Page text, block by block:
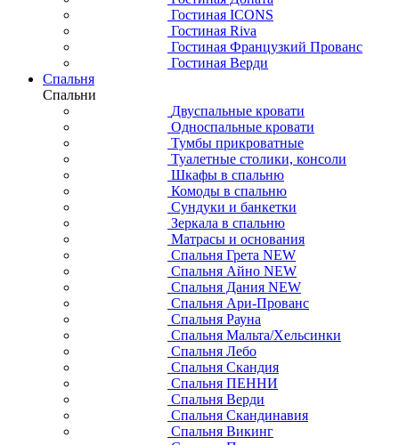
Гостиная ICONS
Гостиная Riva
Гостиная Французкий Прованс
Гостиная Верди
Спальня
Спальни
Двуспальные кровати
Односпальные кровати
Тумбы прикроватные
Туалетные столики, консоли
Шкафы в спальню
Комоды в спальню
Сундуки и банкетки
Зеркала в спальню
Матрасы и основания
Спальня Грета NEW
Спальня Айно NEW
Спальня Дания NEW
Спальня Ари-Прованс
Спальня Рауна
Спальня Мальта/Хельсинки
Спальня Лебо
Спальня Скандия
Спальня ПЕННИ
Спальня Верди
Спальня Скандинавия
Спальня Викинг